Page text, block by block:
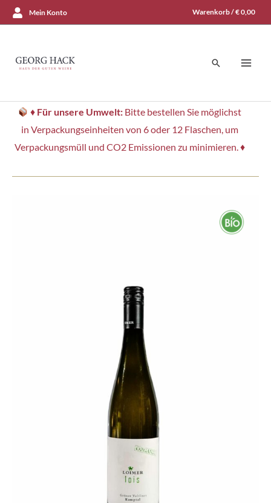
Zum
Inhalt
Mein Konto Warenkorb /€0,00
Suchen
♦ Für unsere Umwelt: Bitte bestellen Sie möglichst
in Verpackungseinheiten von 6 oder 12 Flaschen, um
Verpackungsmüll und CO2 Emissionen zu minimieren. ♦